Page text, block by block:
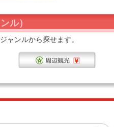
ル）
ャンルから探せます。